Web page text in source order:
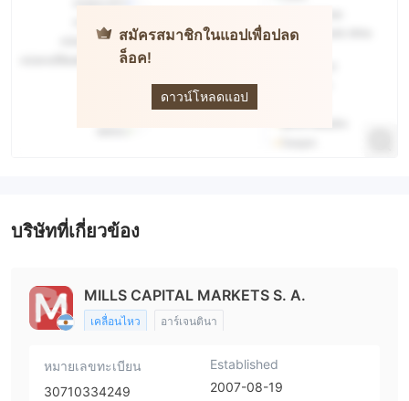
สมัครสมาชิกในแอปเพื่อปลด
ล็อค!
ดาวน์โหลดแอป
บริษัทที่เกี่ยวข้อง
MILLS CAPITAL MARKETS S. A.
เคลื่อนไหว อาร์เจนตินา
หมายเลขทะเบียน
30710334249
Established
2007-08-19